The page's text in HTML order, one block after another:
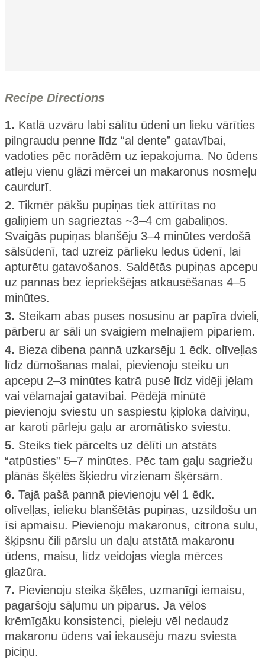
Recipe Directions
1. Katlā uzvāru labi sālītu ūdeni un lieku vārīties
pilngraudu penne līdz “al dente” gatavībai,
vadoties pēc norādēm uz iepakojuma. No ūdens
atleju vienu glāzi mērcei un makaronus nosmeļu
caurdurī.
2. Tikmēr pākšu pupiņas tiek attīrītas no
galiņiem un sagrieztas ~3–4 cm gabaliņos.
Svaigās pupiņas blanšēju 3–4 minūtes verdošā
sālsūdenī, tad uzreiz pārlieku ledus ūdenī, lai
apturētu gatavošanos. Saldētās pupiņas apcepu
uz pannas bez iepriekšējas atkausēšanas 4–5
minūtes.
3. Steikam abas puses nosusinu ar papīra dvieli,
pārberu ar sāli un svaigiem melnajiem pipariem.
4. Bieza dibena pannā uzkarsēju 1 ēdk. olīveļļas
līdz dūmošanas malai, pievienoju steiku un
apcepu 2–3 minūtes katrā pusē līdz vidēji jēlam
vai vēlamajai gatavībai. Pēdējā minūtē
pievienoju sviestu un saspiestu ķiploka daiviņu,
ar karoti pārleju gaļu ar aromātisko sviestu.
5. Steiks tiek pārcelts uz dēlīti un atstāts
“atpūsties” 5–7 minūtes. Pēc tam gaļu sagriežu
plānās šķēlēs šķiedru virzienam šķērsām.
6. Tajā pašā pannā pievienoju vēl 1 ēdk.
olīveļļas, ielieku blanšētās pupiņas, uzsildošu un
īsi apmaisu. Pievienoju makaronus, citrona sulu,
šķipsnu čili pārslu un daļu atstātā makaronu
ūdens, maisu, līdz veidojas viegla mērces
glazūra.
7. Pievienoju steika šķēles, uzmanīgi iemaisu,
pagaršoju sāļumu un piparus. Ja vēlos
krēmīgāku konsistenci, pieleju vēl nedaudz
makaronu ūdens vai iekausēju mazu sviesta
piciņu.